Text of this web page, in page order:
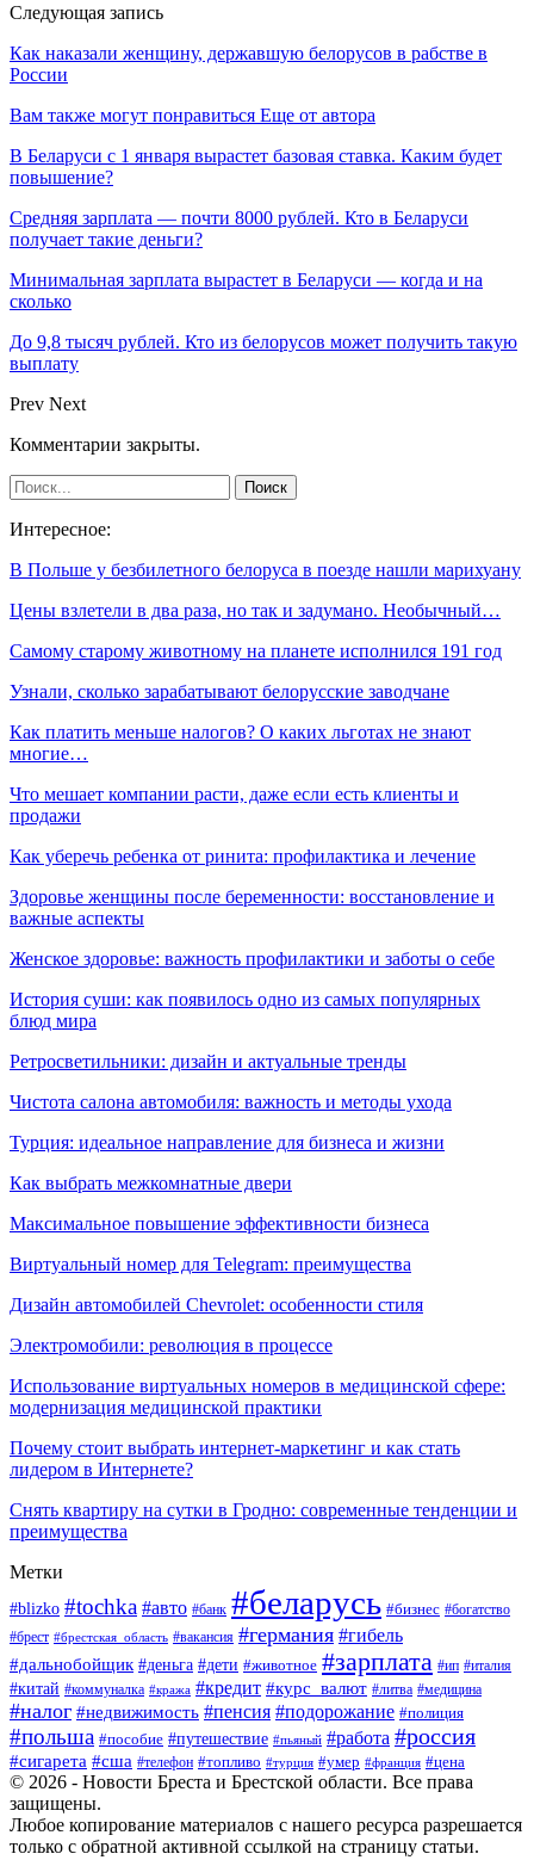
Следующая запись
Как наказали женщину, державшую белорусов в рабстве в
России
Вам также могут понравиться Еще от автора
В Беларуси с 1 января вырастет базовая ставка. Каким будет
повышение?
Средняя зарплата — почти 8000 рублей. Кто в Беларуси
получает такие деньги?
Минимальная зарплата вырастет в Беларуси — когда и на
сколько
До 9,8 тысяч рублей. Кто из белорусов может получить такую
выплату
Prev Next
Комментарии закрыты.
Интересное:
В Польше у безбилетного белоруса в поезде нашли марихуану
Цены взлетели в два раза, но так и задумано. Необычный…
Самому старому животному на планете исполнился 191 год
Узнали, сколько зарабатывают белорусские заводчане
Как платить меньше налогов? О каких льготах не знают
многие…
Что мешает компании расти, даже если есть клиенты и
продажи
Как уберечь ребенка от ринита: профилактика и лечение
Здоровье женщины после беременности: восстановление и
важные аспекты
Женское здоровье: важность профилактики и заботы о себе
История суши: как появилось одно из самых популярных
блюд мира
Ретросветильники: дизайн и актуальные тренды
Чистота салона автомобиля: важность и методы ухода
Турция: идеальное направление для бизнеса и жизни
Как выбрать межкомнатные двери
Максимальное повышение эффективности бизнеса
Виртуальный номер для Telegram: преимущества
Дизайн автомобилей Chevrolet: особенности стиля
Электромобили: революция в процессе
Использование виртуальных номеров в медицинской сфере:
модернизация медицинской практики
Почему стоит выбрать интернет-маркетинг и как стать
лидером в Интернете?
Снять квартиру на сутки в Гродно: современные тенденции и
преимущества
Метки
#blizko #tochka #авто #банк #беларусь #бизнес #богатство
#брест #брестская_область #вакансия #германия #гибель
#дальнобойщик #деньга #дети #животное #зарплата #ип #италия
#китай #коммуналка #кража #кредит #курс_валют #литва #медицина
#налог #недвижимость #пенсия #подорожание #полиция
#польша #пособие #путешествие #пьяный #работа #россия
#сигарета #сша #телефон #топливо #турция #умер #франция #цена
© 2026 - Новости Бреста и Брестской области. Все права
защищены.
Любое копирование материалов с нашего ресурса разрешается
только с обратной активной ссылкой на страницу статьи.